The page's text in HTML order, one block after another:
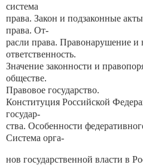
система
права. Закон и подзаконные
права. От-
расли права. Правонарушение и
ответственность.
Значение законности и
обществе.
Правовое государство.
Конституция Российской
государ-
ства. Особенности
Система орга-
нов государственной власти в